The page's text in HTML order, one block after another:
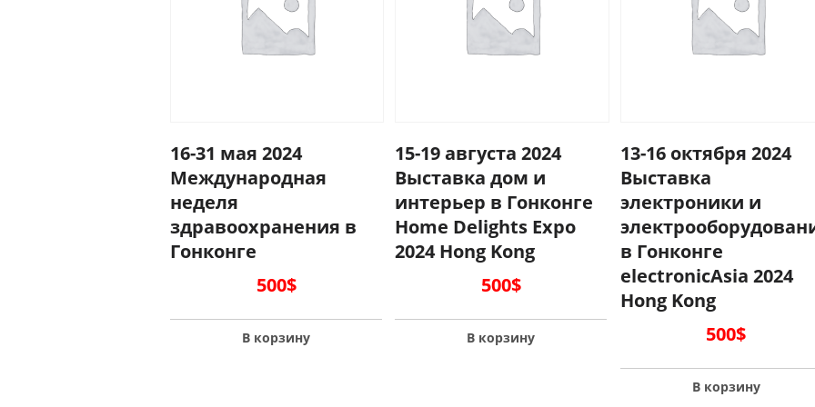
16-31 мая 2024
Международная
неделя
здравоохранения в
Гонконге
500$
В корзину
15-19 августа 2024
Выставка дом и
интерьер в Гонконге
Home Delights Expo
2024 Hong Kong
500$
В корзину
13-16 октября 2024
Выставка
электроники и
в Гонконге
electronicAsia 2024
Hong Kong
500$
В корзину